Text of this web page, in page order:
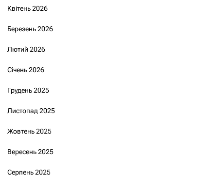
Квітень 2026
Березень 2026
Лютий 2026
Січень 2026
Грудень 2025
Листопад 2025
Жовтень 2025
Вересень 2025
Серпень 2025